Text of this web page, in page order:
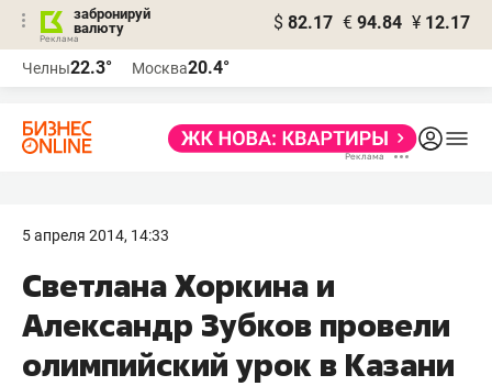
забронируй
валюту
$ 82.17 € 94.84 ¥ 12.17
Челны22.3° Москва20.4°
5 апреля 2014, 14:33
Светлана Хоркина и
Александр Зубков провели
олимпийский урок в Казани